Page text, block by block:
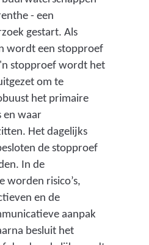
l
n
e
n
b
e
l
n
g
- een
gestart. Als
wordt een stopproef
stopproef wordt het
om te
het primaire
en waar
Het dagelijks
de stopproef
In de
worden risico’s,
en de
aanpak
besluit het